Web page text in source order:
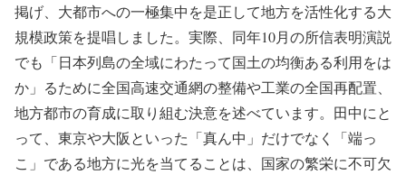
掲げ、大都市への一極集中を是正して地方を活性化する大
規模政策を提唱しました。実際、同年10月の所信表明演説
でも「日本列島の全域にわたって国土の均衡ある利用をは
か」るために全国高速交通網の整備や工業の全国再配置、
地方都市の育成に取り組む決意を述べています。田中にと
って、東京や大阪といった「真ん中」だけでなく「端っ
こ」である地方に光を当てることは、国家の繁栄に不可欠